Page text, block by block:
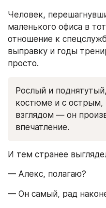
Человек,
маленького офиса в
отношение к
выправку и годы
просто.
Рослый и
костюме и с
взглядом — он
впечатление.
И тем странее
— Алекс, полагаю?
— Он самый, рад